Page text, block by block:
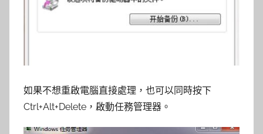
如果不想重啟電腦直接處理，也可以同時按下
Ctrl+Alt+Delete，啟動任務管理器。